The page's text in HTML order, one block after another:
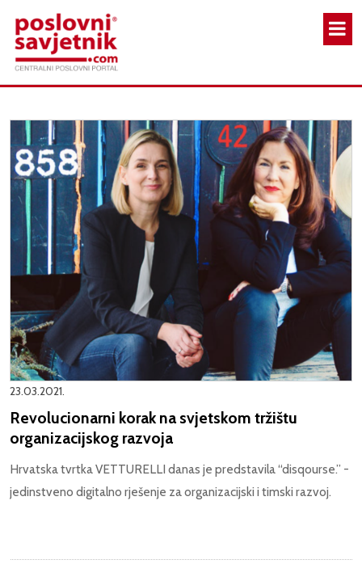
23.03.2021.
Revolucionarni korak na svjetskom tržištu
organizacijskog razvoja
Hrvatska tvrtka VETTURELLI danas je predstavila “disqourse.” -
jedinstveno digitalno rješenje za organizacijski i timski razvoj.